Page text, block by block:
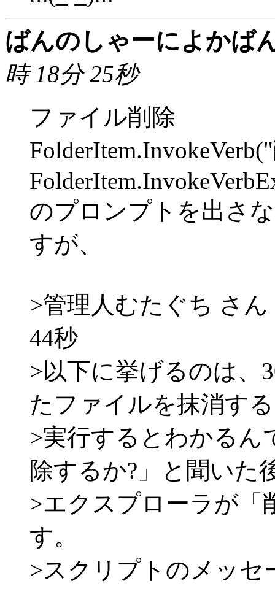
ばんのしゃーによかば
時 18分 25秒
ファイル削除
のプロンプトを出さ
すが、
>管理人むたぐち さん
44秒
>以下に挙げるのは、
たファイルを抹消す
>実行するとわかるん
除するか?」と聞いた
>エクスプローラが「
す。
>スクリプトのメッセ